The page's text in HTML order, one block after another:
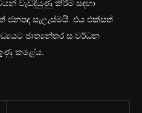
වැඩිදියුණු කිරීම සඳහා
සැලැස්මයි. එය එක්සත්
ජාත්‍යන්තර සංවර්ධන
කළේය.